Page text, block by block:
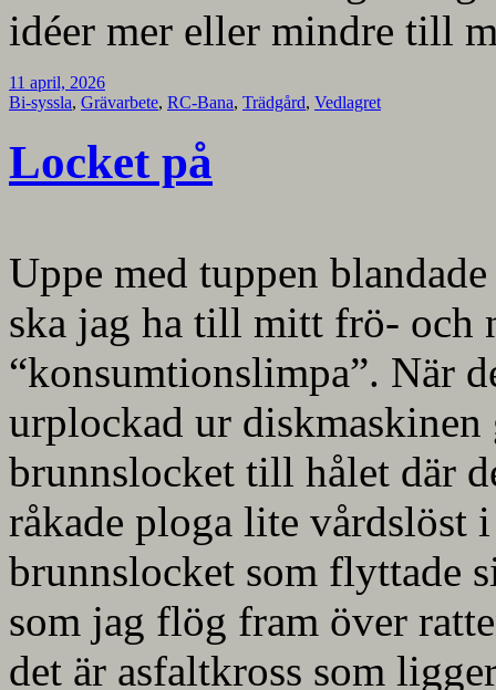
idéer mer eller mindre till
11 april, 2026
Bi-syssla, Grävarbete, RC-Bana, Trädgård, Vedlagret
Locket på
Uppe med tuppen
ska jag ha till mitt frö- och
“konsumtionslimpa”. När
urplockad ur
brunnslocket till hålet där
råkade ploga lite vårdslöst
brunnslocket som flyttade
som jag flög fram över
det är asfaltkross som